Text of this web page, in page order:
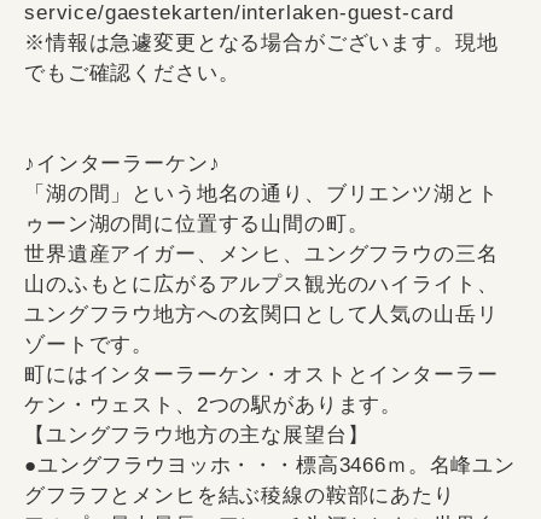
service/gaestekarten/interlaken-guest-card
※情報は急遽変更となる場合がございます。現地
でもご確認ください。
♪インターラーケン♪
「湖の間」という地名の通り、ブリエンツ湖とト
ゥーン湖の間に位置する山間の町。
世界遺産アイガー、メンヒ、ユングフラウの三名
山のふもとに広がるアルプス観光のハイライト、
ユングフラウ地方への玄関口として人気の山岳リ
ゾートです。
町にはインターラーケン・オストとインターラー
ケン・ウェスト、2つの駅があります。
【ユングフラウ地方の主な展望台】
●ユングフラウヨッホ・・・標高3466ｍ。名峰ユン
グフラフとメンヒを結ぶ稜線の鞍部にあたり